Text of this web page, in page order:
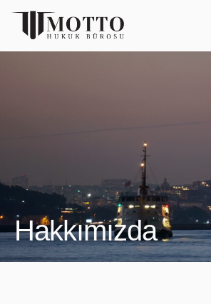
Hakkımızda